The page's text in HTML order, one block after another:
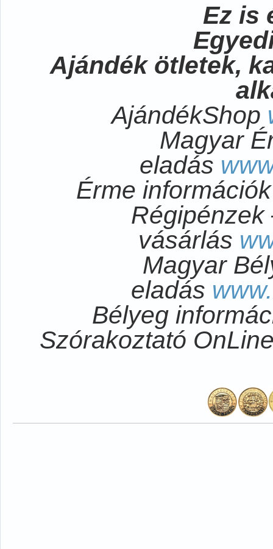
Ez is
Ajándék ötletek,
AjándékShop
Magyar
eladás
Érme
Régipénzek
vásárlás
Magyar
eladás
Bélyeg
Szórakoztató